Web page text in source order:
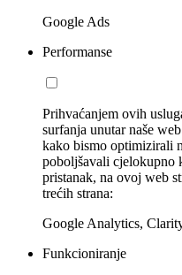
Google Ads
Performanse
Prihvaćanjem ovih
surfanja unutar naše
kako bismo optimizirali
poboljšavali cjelokupno
pristanak, na ovoj web
trećih strana:
Google Analytics,
Funkcioniranje